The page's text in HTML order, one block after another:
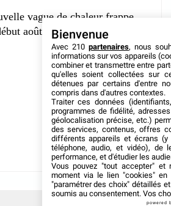
vague de chaleur frappe
août
Bienvenue
Avec 210 partenaires, nous
informations sur vos appareils
combiner et transmettre entre
qu'elles soient collectées sur
détenues par certains d'entre
compris dans d'autres contextes.
Traiter ces données
programmes de fidélité,
géolocalisation précise, etc.)
des services, contenus, offres
différents appareils et écrans (y
téléphone, audio, et vidéo), de
performance, et d'étudier les
Vous pouvez "tout accepter" et
moment via le lien "cookies" en
"paramétrer des choix" détaillés
soumis au consentement. Vos
powered